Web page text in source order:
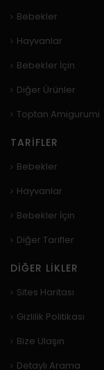
Bebekler
Hayvanlar
Bebekler İçin
Diğer Ürünler
Toptan Amigurumi
TARIFLER
Bebekler
Hayvanlar
Bebekler İçin
Diğer Tarifler
DIĞER LIKLER
Sites Haritası
Gizlilik Politikası
Bize Ulaşın
Detaylı Arama